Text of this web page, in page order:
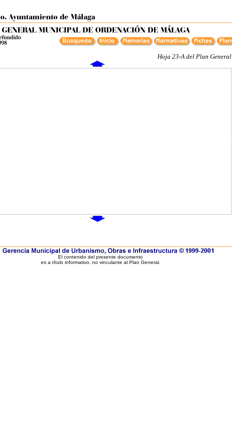
Hoja 23-A del Plan General
El contenido del presente documento
es a título informativo, no vinculante al Plan General.